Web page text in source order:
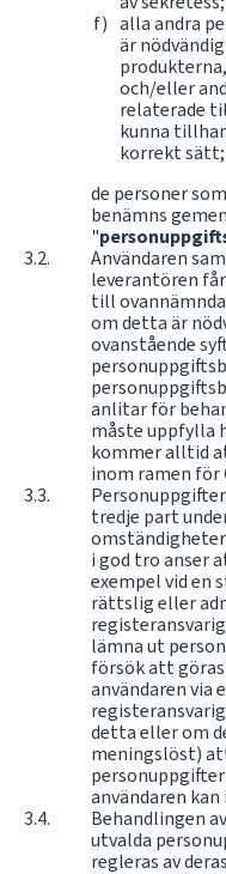
alla andra
är
och/eller
relaterade
kunna
korrekt sätt;
de personer
benämns
"
Användaren
leverantören
till
om detta är
ovanstående
anlitar för
måste uppfylla
kommer alltid
inom ramen för
tredje part
i god tro anser
exempel vid en
rättslig eller
lämna ut
försök att
användaren via
detta eller om
meningslöst)
användaren
Behandlingen
utvalda
regleras av